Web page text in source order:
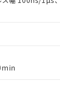
準）
を証明するも
テル類４物質
を記載しており
替を完了して